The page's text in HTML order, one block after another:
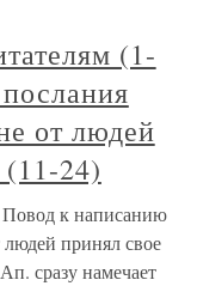
(1-
от людей
(11-24)
Повод к написанию
принял свое
сразу намечает